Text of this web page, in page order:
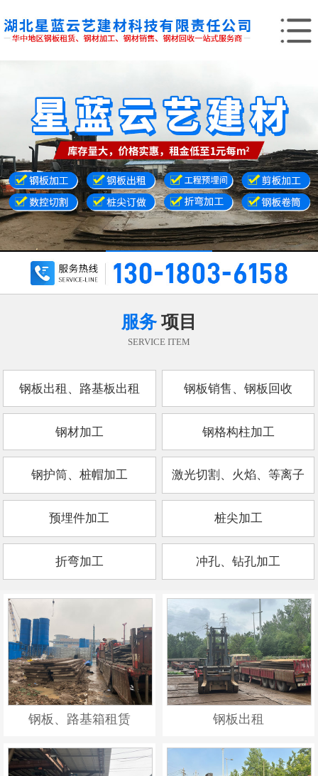
服务项目
SERVICE ITEM
钢板出租、路基板出租 钢板销售、钢板回收
钢材加工 钢格构柱加工
钢护筒、桩帽加工 激光切割、火焰、等离子
预埋件加工 桩尖加工
折弯加工 冲孔、钻孔加工
钢板、路基箱租赁 钢板出租